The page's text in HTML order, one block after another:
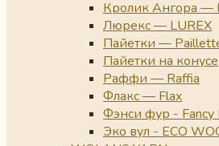
Кролик Ангора —
Люрекс — LUREX
Пайетки —
Пайетки на конусе
Раффи — Raffia
Флакс — Flax
Фэнси фур - Fancy
Эко вул - ECO